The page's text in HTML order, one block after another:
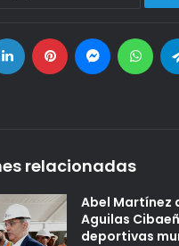
relacionadas
Abel Martínez
Aguilas
deportivas